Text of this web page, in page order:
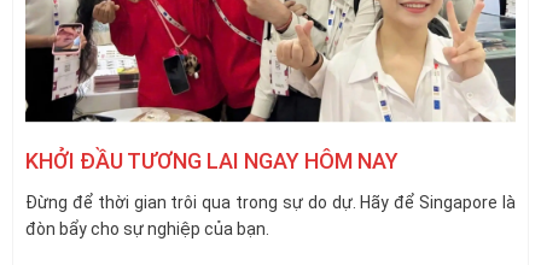
KHỞI ĐẦU TƯƠNG LAI NGAY HÔM NAY
Đừng để thời gian trôi qua trong sự do dự. Hãy để Singapore là
đòn bẩy cho sự nghiệp của bạn.